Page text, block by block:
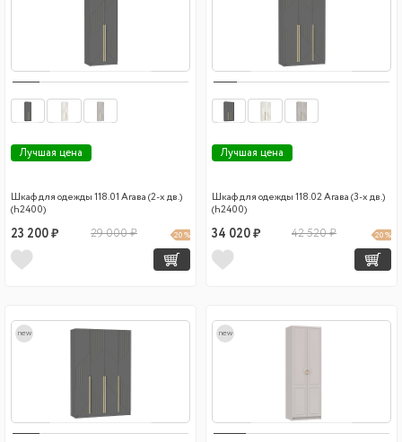
Лучшая цена
Шкаф для одежды 118.01 Агава (2-х дв.)
(h2400)
23 200 ₽ 29 000 ₽ 20 %
Лучшая цена
Шкаф для одежды 118.02 Агава (3-х дв.)
(h2400)
34 020 ₽ 42 520 ₽ 20 %
new new